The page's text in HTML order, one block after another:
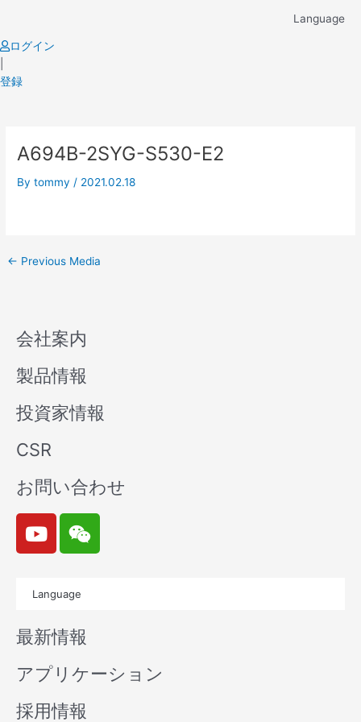
content
Language
ログイン
登録
A694B-2SYG-S530-E2
Bytommy / 2021.02.18
navigation
← Previous Media
会社案内
製品情報
投資家情報
CSR
お問い合わせ
Y
o
u
b
e
W
e
i
n
Language
最新情報
アプリケーション
採用情報